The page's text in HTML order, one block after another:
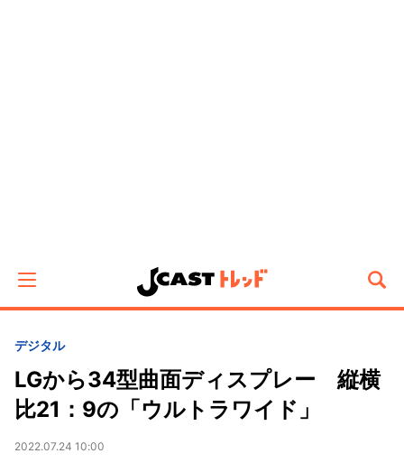
デジタル
LGから34型曲面ディスプレー 縦横
比21：9の「ウルトラワイド」
2022.07.24 10:00